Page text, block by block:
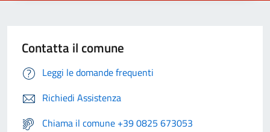
Contatta il comune
Leggi le domande frequenti
Richiedi Assistenza
Chiama il comune +39 0825 673053